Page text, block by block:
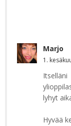
Marjo
1.
lyhyt
Hyvää